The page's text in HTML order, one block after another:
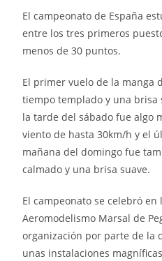
El campeonato de España
entre los tres primeros
menos de 30 puntos.
El primer vuelo de la manga
tiempo templado y una brisa
la tarde del sábado fue algo
viento de hasta 30km/h y el
mañana del domingo fue
calmado y una brisa suave.
El campeonato se celebró
Aeromodelismo Marsal de
organización por parte de la
unas instalaciones